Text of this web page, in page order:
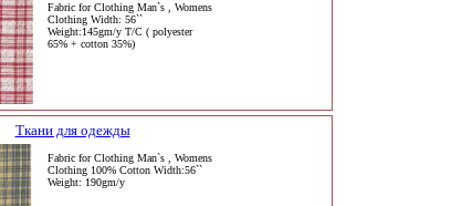
Fabric for Clothing Man`s , Womens
Clothing Width: 56``
Weight:145gm/y T/C ( polyester
65% + cotton 35%)
Ткани для одежды
Fabric for Clothing Man`s , Womens
Clothing 100% Cotton Width:56``
Weight: 190gm/y